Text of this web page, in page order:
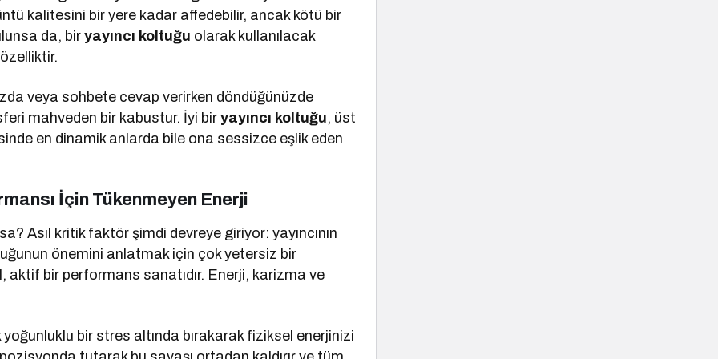
kalitesini bir yere kadar affedebilir, ancak kötü bir
da, biryayıncı koltuğu olarak kullanılacak
veya sohbete cevap verirken döndüğünüzde
mahveden bir kabustur. İyi biryayıncı koltuğu, üst
en dinamik anlarda bile ona sessizce eşlik eden
İçin Tükenmeyen Enerji
Asıl kritik faktör şimdi devreye giriyor: yayıncının
önemini anlatmak için çok yetersiz bir
aktif bir performans sanatıdır. Enerji, karizma ve
bir stres altında bırakarak fiziksel enerjinizi